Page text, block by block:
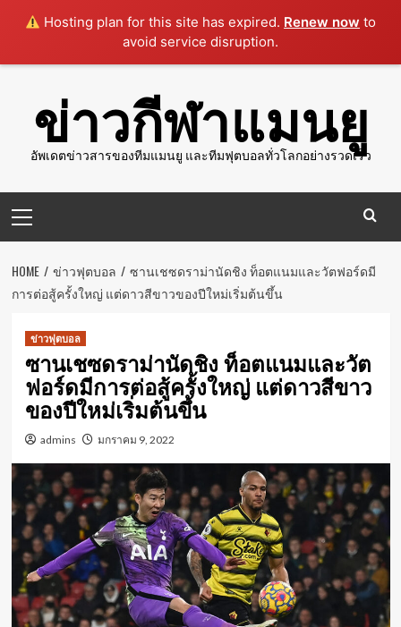
Hosting plan for this site has expired. Renew now to
avoid service disruption.
contentข่าวกีฬาแมนยู
อัพเดตข่าวสารของทีมแมนยู และทีมฟุตบอลทั่วโลกอย่างรวดเร็ว
Menu
HOME ข่าวฟุตบอล
ซานเชซดราม่านัดชิง ท็อตแนมและวัตฟอร์ดมี
การต่อสู้ครั้งใหญ่ แต่ดาวสีขาวของปีใหม่เริ่มต้นขึ้น
ข่าวฟุตบอล
ซานเชซดราม่านัดชิง ท็อตแนมและวัต
ฟอร์ดมีการต่อสู้ครั้งใหญ่ แต่ดาวสีขาว
ของปีใหม่เริ่มต้นขึ้น
admins มกราคม 9, 2022